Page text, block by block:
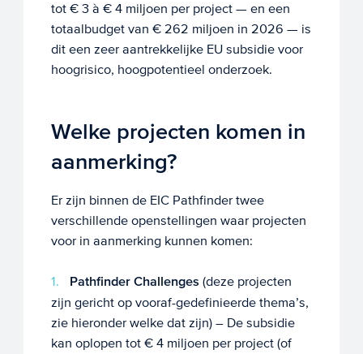
tot € 3 à € 4 miljoen per project — en een
totaalbudget van € 262 miljoen in 2026 — is
dit een zeer aantrekkelijke EU subsidie voor
hoogrisico, hoogpotentieel onderzoek.
Welke projecten komen in
aanmerking?
Er zijn binnen de EIC Pathfinder twee
verschillende openstellingen waar projecten
voor in aanmerking kunnen komen:
Pathfinder Challenges (deze projecten
zijn gericht op vooraf-gedefinieerde thema’s,
zie hieronder welke dat zijn) – De subsidie
kan oplopen tot € 4 miljoen per project (of